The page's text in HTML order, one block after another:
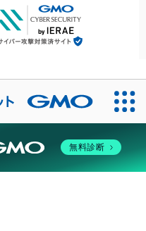
無料診断